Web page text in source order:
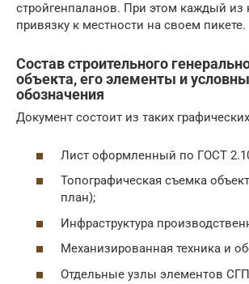
стройгенпаланов. При этом каждый из
привязку к местности на своем пикете.
Состав строительного
объекта, его элементы и
обозначения
Документ состоит из таких
Лист оформленный по ГОСТ
Топографическая съемка
план);
Инфраструктура
Механизированная техника и
Отдельные узлы элементов